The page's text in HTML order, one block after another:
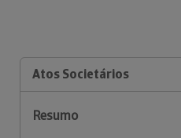
Atos Societários
Resumo